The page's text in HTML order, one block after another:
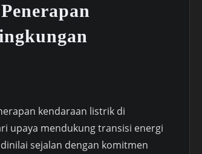
kendaraan listrik di
upaya mendukung transisi energi
sejalan dengan komitmen